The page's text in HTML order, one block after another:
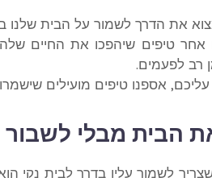
את הדרך לשמור על הבית שלנו
טיפים שיהפכו את החיים
רב לפעמים.
אספנו טיפים מועילים
הבית מבלי
לשמור עליו בדרך לבית נקי